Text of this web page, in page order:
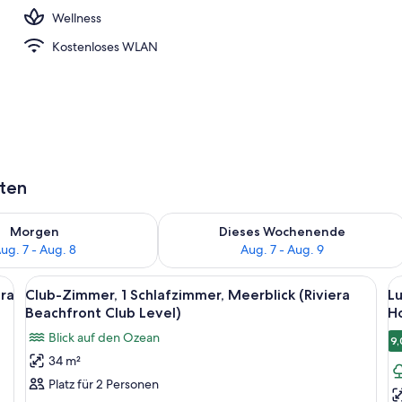
Wellness
Kostenloses WLAN
Aug. 7.
Morgen
7 - Aug. 8
für morgen, Aug. 7 - Aug. 8.
Dieses Wochenende
Aug. 7 - Aug. 9
Überprüfe die Verfügbarkeit für
einem Tisch mit einer dekorativen Vase.
Alle
Fotos
Club-
Zimmer,
1
Ein Bett mit Baldachin und Blick auf
4
Club-Zimmer, 1 Schlafzimmer, Meerblick (Riviera
Beachfront Club Level)
Blick auf den Ozean
34 m²
Platz für 2 Personen
1